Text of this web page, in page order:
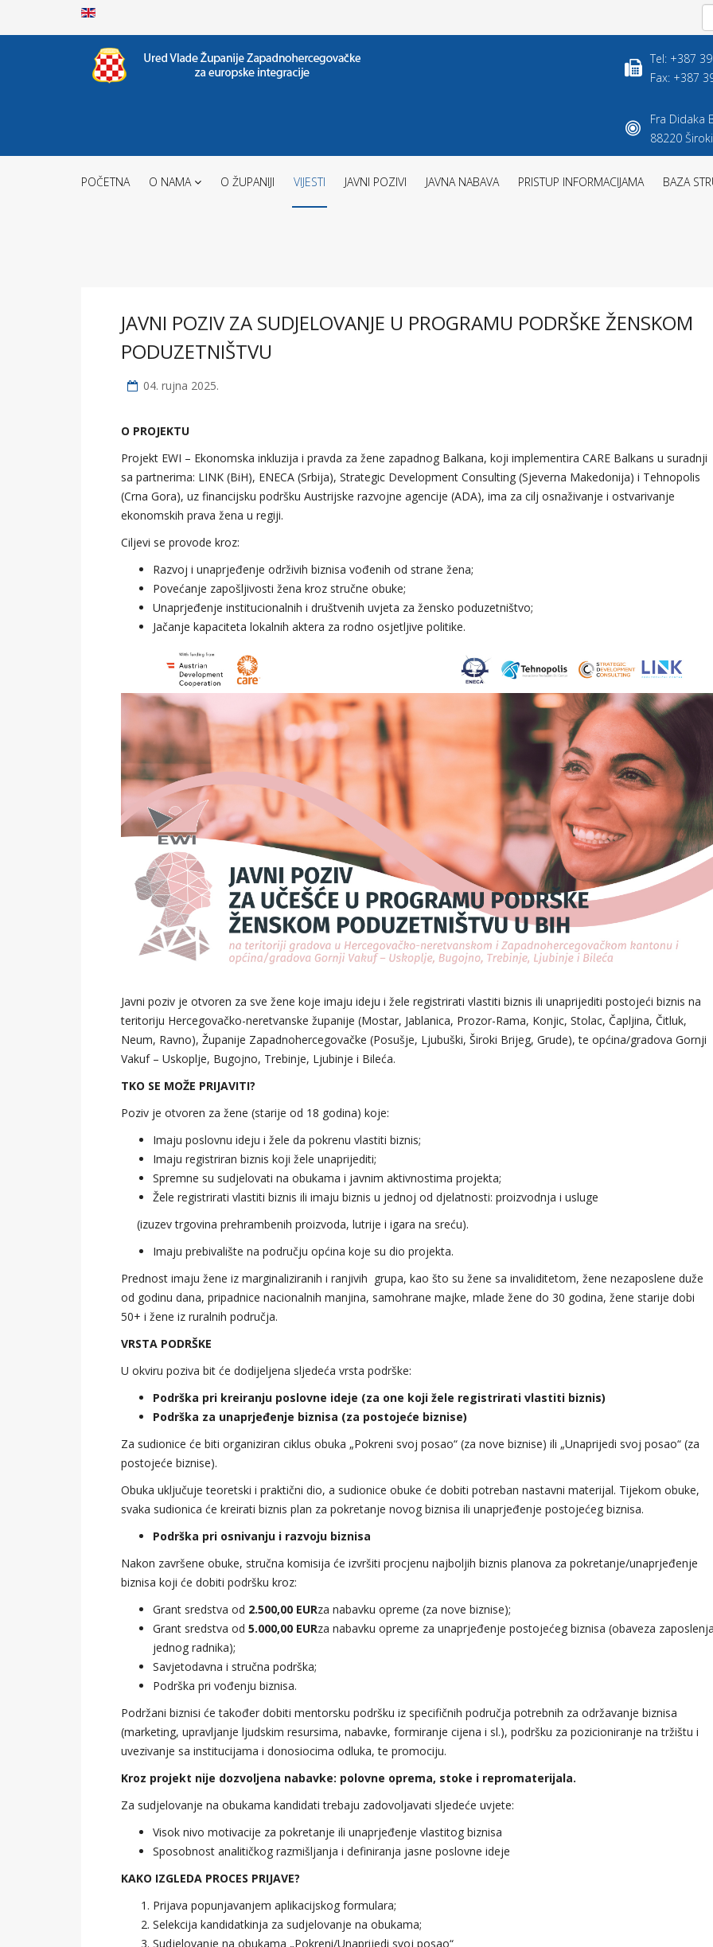
Tel: +387
Fax: +387
Fra Didaka
88220
POČETNA O NAMA O ŽUPANIJI VIJESTI JAVNI POZIVI JAVNA NABAVA PRISTUP INFORMACIJAMA BAZA
JAVNI POZIV ZA SUDJELOVANJE U PROGRAMU PODRŠKE ŽENSKOM
PODUZETNIŠTVU
04. rujna 2025.
O PROJEKTU
Projekt EWI – Ekonomska inkluzija i pravda za žene zapadnog Balkana, koji implementira CARE Balkans u suradnji
sa partnerima: LINK (BiH), ENECA (Srbija), Strategic Development Consulting (Sjeverna Makedonija) i Tehnopolis
(Crna Gora), uz financijsku podršku Austrijske razvojne agencije (ADA), ima za cilj osnaživanje i ostvarivanje
ekonomskih prava žena u regiji.
Ciljevi se provode kroz:
Razvoj i unaprjeđenje održivih biznisa vođenih od strane žena;
Povećanje zapošljivosti žena kroz stručne obuke;
Unaprjeđenje institucionalnih i društvenih uvjeta za žensko poduzetništvo;
Jačanje kapaciteta lokalnih aktera za rodno osjetljive politike.
Javni poziv je otvoren za sve žene koje imaju ideju i žele registrirati vlastiti biznis ili unaprijediti postojeći biznis na
teritoriju Hercegovačko-neretvanske županije (Mostar, Jablanica, Prozor-Rama, Konjic, Stolac, Čapljina, Čitluk,
Neum, Ravno), Županije Zapadnohercegovačke (Posušje, Ljubuški, Široki Brijeg, Grude), te općina/gradova Gornji
Vakuf – Uskoplje, Bugojno, Trebinje, Ljubinje i Bileća.
TKO SE MOŽE PRIJAVITI?
Poziv je otvoren za žene (starije od 18 godina) koje:
Imaju poslovnu ideju i žele da pokrenu vlastiti biznis;
Imaju registriran biznis koji žele unaprijediti;
Spremne su sudjelovati na obukama i javnim aktivnostima projekta;
Žele registrirati vlastiti biznis ili imaju biznis u jednoj od djelatnosti: proizvodnja i usluge
(izuzev trgovina prehrambenih proizvoda, lutrije i igara na sreću).
Imaju prebivalište na području općina koje su dio projekta.
Prednost imaju žene iz marginaliziranih i ranjivih grupa, kao što su žene sa invaliditetom, žene nezaposlene duže
od godinu dana, pripadnice nacionalnih manjina, samohrane majke, mlade žene do 30 godina, žene starije dobi
50+ i žene iz ruralnih područja.
VRSTA PODRŠKE
U okviru poziva bit će dodijeljena sljedeća vrsta podrške:
Podrška pri kreiranju poslovne ideje (za one koji žele registrirati vlastiti biznis)
Podrška za unaprjeđenje biznisa (za postojeće biznise)
Za sudionice će biti organiziran ciklus obuka „Pokreni svoj posao“ (za nove biznise) ili „Unaprijedi svoj posao“ (za
postojeće biznise).
Obuka uključuje teoretski i praktični dio, a sudionice obuke će dobiti potreban nastavni materijal. Tijekom obuke,
svaka sudionica će kreirati biznis plan za pokretanje novog biznisa ili unaprjeđenje postojećeg biznisa.
Podrška pri osnivanju i razvoju biznisa
Nakon završene obuke, stručna komisija će izvršiti procjenu najboljih biznis planova za pokretanje/unaprjeđenje
biznisa koji će dobiti podršku kroz:
Grant sredstva od 2.500,00 EURza nabavku opreme (za nove biznise);
Grant sredstva od 5.000,00 EURza nabavku opreme za unaprjeđenje postojećeg biznisa (obaveza
jednog radnika);
Savjetodavna i stručna podrška;
Podrška pri vođenju biznisa.
Podržani biznisi će također dobiti mentorsku podršku iz specifičnih područja potrebnih za održavanje biznisa
(marketing, upravljanje ljudskim resursima, nabavke, formiranje cijena i sl.), podršku za pozicioniranje na tržištu i
uvezivanje sa institucijama i donosiocima odluka, te promociju.
Kroz projekt nije dozvoljena nabavke: polovne oprema, stoke i repromaterijala.
Za sudjelovanje na obukama kandidati trebaju zadovoljavati sljedeće uvjete:
Visok nivo motivacije za pokretanje ili unaprjeđenje vlastitog biznisa
Sposobnost analitičkog razmišljanja i definiranja jasne poslovne ideje
KAKO IZGLEDA PROCES PRIJAVE?
Prijava popunjavanjem aplikacijskog formulara;
Selekcija kandidatkinja za sudjelovanje na obukama;
Sudjelovanje na obukama „Pokreni/Unaprijedi svoj posao“